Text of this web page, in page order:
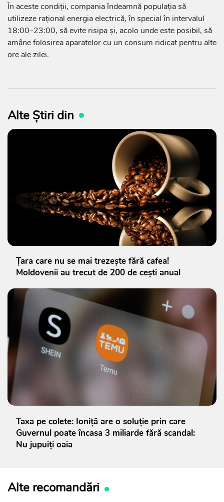
În aceste condiții, compania îndeamnă populația să
utilizeze rațional energia electrică, în special în intervalul
18:00–23:00, să evite risipa și, acolo unde este posibil, să
amâne folosirea aparatelor cu un consum ridicat pentru alte
ore ale zilei.
Alte Știri din
Țara care nu se mai trezește fără cafea!
Moldovenii au trecut de 200 de cești anual
Taxa pe colete: Ioniță are o soluție prin care
Guvernul poate încasa 3 miliarde fără scandal:
Nu jupuiți oaia
Alte recomandări